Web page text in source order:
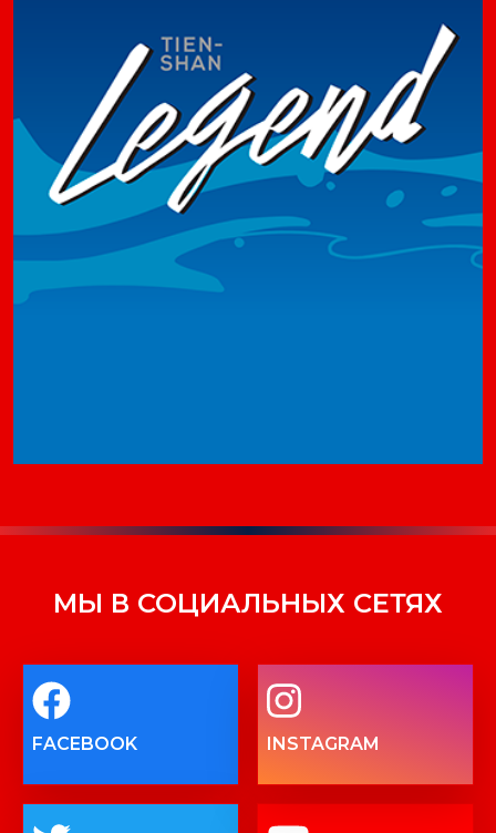
МЫ В СОЦИАЛЬНЫХ СЕТЯХ
FACEBOOK INSTAGRAM